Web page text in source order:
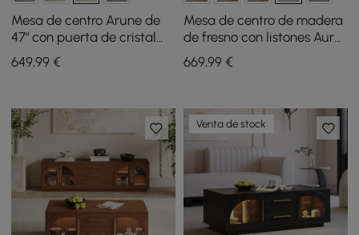
Mesa de centro Arune de
47" con puerta de cristal
arqueada y LED
649,99 €
Mesa de centro de madera
de fresno con listones Aura
de 47" con superficie de
piedra sinterizada
669,99€
Venta de stock